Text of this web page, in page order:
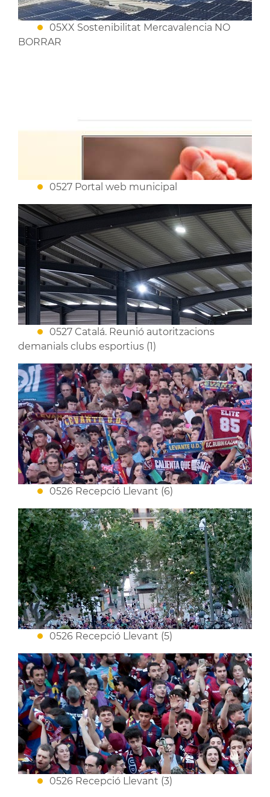
05XX Sostenibilitat Mercavalencia NO
BORRAR
0527 Portal web municipal
0527 Catalá. Reunió autoritzacions
demanials clubs esportius (1)
0526 Recepció Llevant (6)
0526 Recepció Llevant (5)
0526 Recepció Llevant (3)